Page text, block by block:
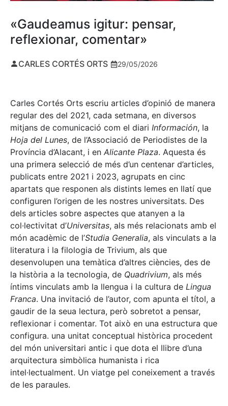
«Gaudeamus igitur: pensar,
reflexionar, comentar»
CARLES CORTÉS ORTS 29/05/2026
Carles Cortés Orts escriu articles d’opinió de manera
regular des del 2021, cada setmana, en diversos
mitjans de comunicació com el diari Información, la
Hoja del Lunes, de l’Associació de Periodistes de la
Província d’Alacant, i en Alicante Plaza. Aquesta és
una primera selecció de més d’un centenar d’articles,
publicats entre 2021 i 2023, agrupats en cinc
apartats que responen als distints lemes en llatí que
configuren l’origen de les nostres universitats. Des
dels articles sobre aspectes que atanyen a la
col·lectivitat d’Universitas, als més relacionats amb el
món acadèmic de l’Studia Generalia, als vinculats a la
literatura i la filologia de Trivium, als que
desenvolupen una temàtica d’altres ciències, des de
la història a la tecnologia, de Quadrivium, als més
íntims vinculats amb la llengua i la cultura de Lingua
Franca. Una invitació de l’autor, com apunta el títol, a
gaudir de la seua lectura, però sobretot a pensar,
reflexionar i comentar. Tot això en una estructura que
configura. una unitat conceptual històrica procedent
del món universitari antic i que dota el llibre d’una
arquitectura simbòlica humanista i rica
intel·lectualment. Un viatge pel coneixement a través
de les paraules.